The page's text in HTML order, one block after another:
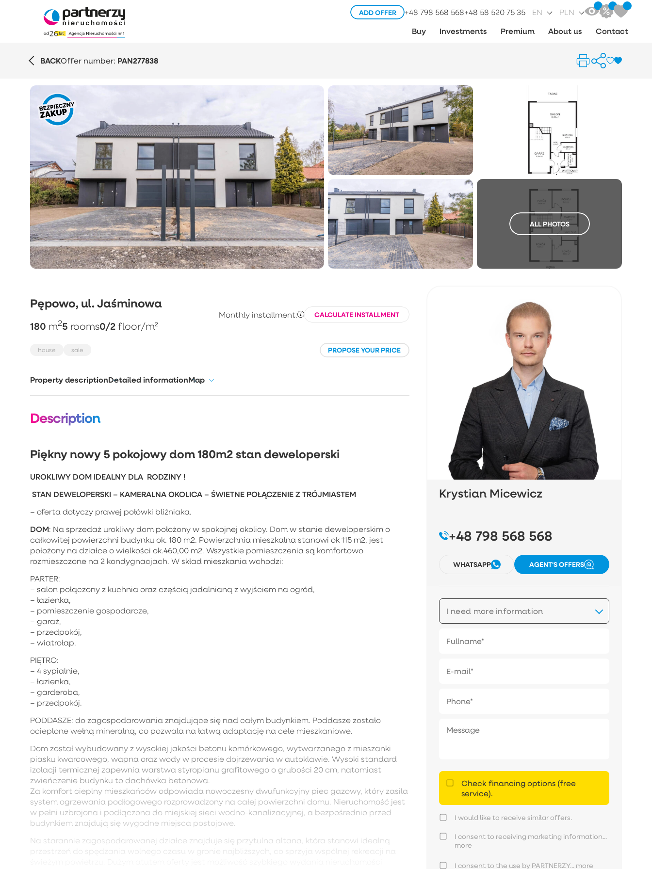
ADD OFFER +48 798 568 568+48 58 520 75 35 EN PLN
Buy Investments Premium About us Contact
BACKOffer number: PAN277838
ALL PHOTOS
Pępowo, ul. Jaśminowa
180 m25 rooms0/2 floor/m²
Monthly installment: CALCULATE INSTALLMENT
house sale PROPOSE YOUR PRICE
Property descriptionDetailed informationMap
Description
Piękny nowy 5 pokojowy dom 180m2 stan deweloperski
UROKLIWY DOM IDEALNY DLA RODZINY !
STAN DEWELOPERSKI – KAMERALNA OKOLICA – ŚWIETNE POŁĄCZENIE Z TRÓJMIASTEM
– oferta dotyczy prawej połówki bliźniaka.
DOM: Na sprzedaż urokliwy dom położony w spokojnej okolicy. Dom w stanie deweloperskim o
całkowitej powierzchni budynku ok. 180 m2. Powierzchnia mieszkalna stanowi ok 115 m2, jest
położony na działce o wielkości ok.460,00 m2. Wszystkie pomieszczenia są komfortowo
rozmieszczone na 2 kondygnacjach. W skład mieszkania wchodzi:
PARTER:
– salon połączony z kuchnia oraz częścią jadalnianą z wyjściem na ogród,
– łazienka,
– pomieszczenie gospodarcze,
– garaż,
– przedpokój,
– wiatrołap.
PIĘTRO:
– 4 sypialnie,
– łazienka,
– garderoba,
– przedpokój.
PODDASZE: do zagospodarowania znajdujące się nad całym budynkiem. Poddasze zostało
ocieplone wełną mineralną, co pozwala na łatwą adaptację na cele mieszkaniowe.
Dom został wybudowany z wysokiej jakości betonu komórkowego, wytwarzanego z mieszanki
piasku kwarcowego, wapna oraz wody w procesie dojrzewania w autoklawie. Wysoki standard
izolacji termicznej zapewnia warstwa styropianu grafitowego o grubości 20 cm, natomiast
zwieńczenie budynku to dachówka betonowa.
Za komfort cieplny mieszkańców odpowiada nowoczesny dwufunkcyjny piec gazowy, który zasila
system ogrzewania podłogowego rozprowadzony na całej powierzchni domu. Nieruchomość jest
w pełni uzbrojona i podłączona do miejskiej sieci wodno-kanalizacyjnej, a bezpośrednio przed
budynkiem znajdują się wygodne miejsca postojowe.
Na starannie zagospodarowanej działce znajduje się przytulna altana, która stanowi idealną
przestrzeń do spędzania wolnego czasu w gronie najbliższych, co sprzyja wspólnej rekreacji na
Krystian Micewicz
+48 798 568 568
WHATSAPP AGENT'S OFFERS
I need more information
Check financing options (free
service).
I would like to receive similar offers.
I consent to receiving marketing information...
more
I consent to the use by PARTNERZY... more